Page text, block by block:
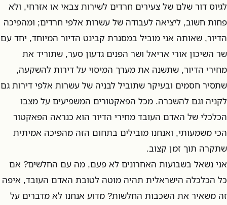
לגיוס דור שלם של צעירים חרדים לשירות צבאי או אזרחי, ולא
פחות חשוב, ליציאה לעבודה של עשרות אלפי חרדים; ומהפיכה
הדיור, שאותה אני מוביל במסגרת קבינט הדיור המיוחד, יחד עם
שר השיכון אורי אריאל ושר הפנים גדעון סער, שתוריד את
מחירי הדיור, שתשנה את מערך המיסוי על דירות להשקעה,
שתסיר חסמים ובעיקר שתוביל לבניה של עשרות אלפי דירות גם
לקניה וגם להשכרה. מכל הפאקטורים המשפיעים על מצבו
הכלכלי של האדם העובד מחירי הדיור הוא כנראה הפאקטור
הכי משמעותי, ואנחנו מובילים בתחום הזה מהפיכה אמיתית
שתקרה תוך זמן קצוב.
אני נשאל בשבועות האחרונים לא פעם, מה עם החלשים? אם
כל הכלכלה הישראלית תהיה מוטה לטובת האדם העובד, איפה
זה משאיר את השכבות החלשות? מדוע אנחנו לא מדברים על